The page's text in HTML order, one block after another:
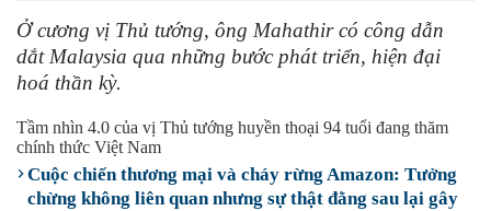
Ở cương vị Thủ tướng, ông Mahathir có công dẫn
dắt Malaysia qua những bước phát triển, hiện đại
hoá thần kỳ.
Tầm nhìn 4.0 của vị Thủ tướng huyền thoại 94 tuổi đang thăm
chính thức Việt Nam
Cuộc chiến thương mại và cháy rừng Amazon: Tưởng
chừng không liên quan nhưng sự thật đằng sau lại gây